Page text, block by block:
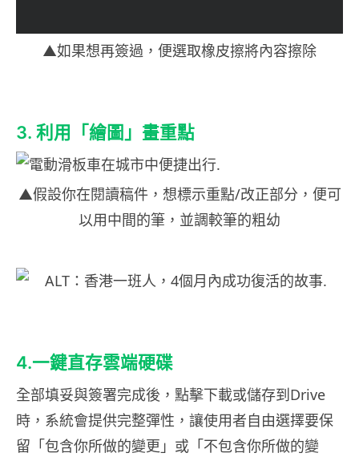
▲如果想再簽過，便選取橡皮擦將內容擦除
3. 利用「繪圖」畫重點
▲假設你在閱讀稿件，想標示重點/改正部分，便可
以用中間的筆，並調較筆的粗幼
4.一鍵直存雲端硬碟
全部填妥與簽署完成後，點擊下載或儲存到Drive
時，系統會提供完整彈性，讓使用者自由選擇要保
留「包含你所做的變更」或「不包含你所做的變